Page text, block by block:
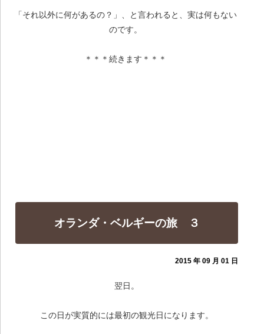
「それ以外に何があるの？」、と言われると、実は何もない
のです。
＊＊＊続きます＊＊＊
オランダ・ベルギーの旅 ３
2015 年 09 月 01 日
翌日。
この日が実質的には最初の観光日になります。